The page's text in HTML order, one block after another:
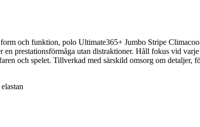
och funktion, polo Ultimate365+ Jumbo Stripe
prestationsförmåga utan distraktioner. Håll fokus vid
och spelet. Tillverkad med särskild omsorg om detaljer,